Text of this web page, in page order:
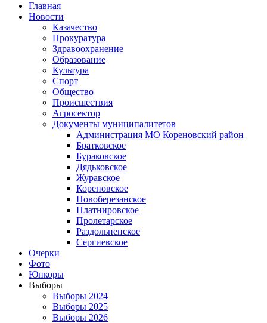
Главная
Новости
Казачество
Прокуратура
Здравоохранение
Образование
Культура
Спорт
Общество
Происшествия
Агросектор
Документы муниципалитетов
Администрация МО Кореновский район
Братковское
Бураковское
Дядьковское
Журавское
Кореновское
Новоберезанское
Платнировское
Пролетарское
Раздольненское
Сергиевское
Очерки
Фото
Юнкоры
Выборы
Выборы 2024
Выборы 2025
Выборы 2026